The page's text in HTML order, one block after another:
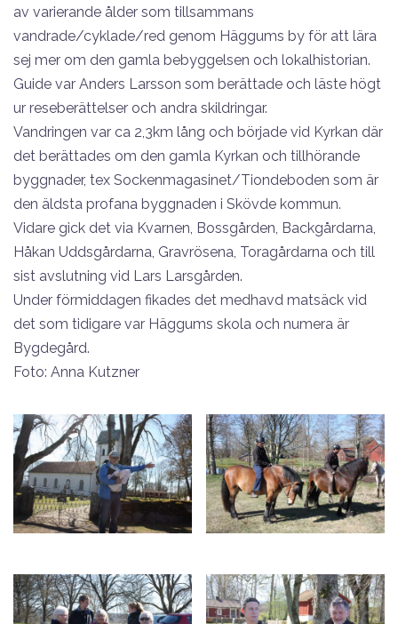
av varierande ålder som tillsammans
vandrade/cyklade/red genom Häggums by för att lära
sej mer om den gamla bebyggelsen och lokalhistorian.
Guide var Anders Larsson som berättade och läste högt
ur reseberättelser och andra skildringar.
Vandringen var ca 2,3km lång och började vid Kyrkan där
det berättades om den gamla Kyrkan och tillhörande
byggnader, tex Sockenmagasinet/Tiondeboden som är
den äldsta profana byggnaden i Skövde kommun.
Vidare gick det via Kvarnen, Bossgården, Backgårdarna,
Håkan Uddsgårdarna, Gravrösena, Toragårdarna och till
sist avslutning vid Lars Larsgården.
Under förmiddagen fikades det medhavd matsäck vid
det som tidigare var Häggums skola och numera är
Bygdegård.
Foto: Anna Kutzner